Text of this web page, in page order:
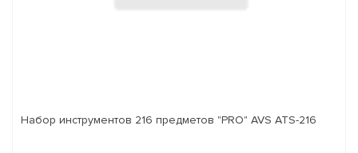
Набор инструментов 216 предметов "PRO" AVS ATS-216